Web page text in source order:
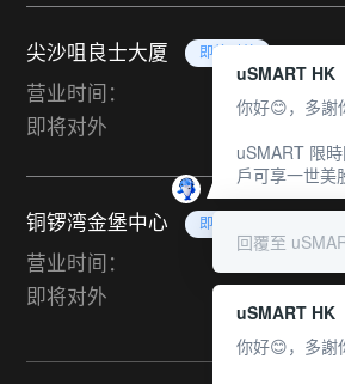
尖沙咀良士大厦 即将对外
营业时间：
即将对外
铜锣湾金堡中心 即将对外
营业时间：
即将对外
uSMART HK
你好😊，多謝
uSMART 限
戶可享一世美
回覆至
uSMART HK
你好😊，多謝